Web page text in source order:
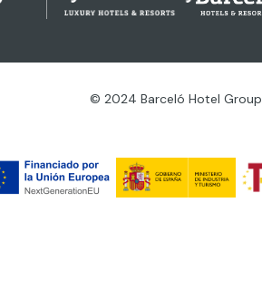
© 2024 Barceló Hotel Group